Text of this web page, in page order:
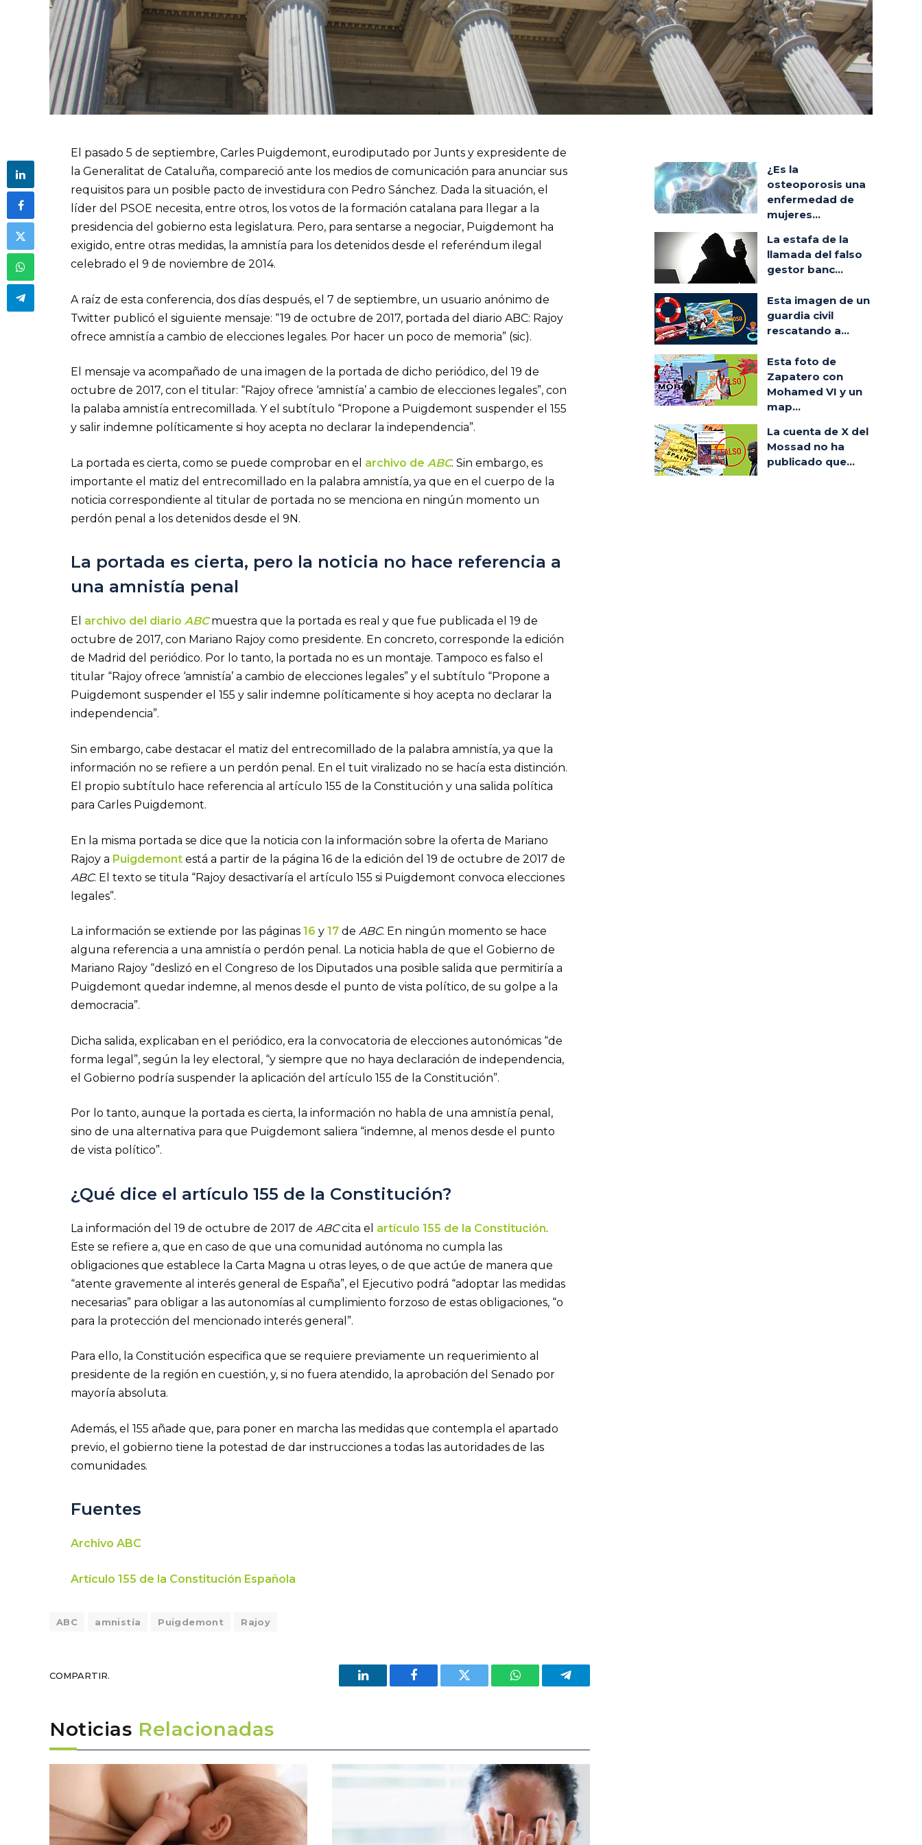
El pasado 5 de septiembre, Carles Puigdemont, eurodiputado por Junts y expresidente de
la Generalitat de Cataluña, compareció ante los medios de comunicación para anunciar sus
requisitos para un posible pacto de investidura con Pedro Sánchez. Dada la situación, el
líder del PSOE necesita, entre otros, los votos de la formación catalana para llegar a la
presidencia del gobierno esta legislatura. Pero, para sentarse a negociar, Puigdemont ha
exigido, entre otras medidas, la amnistía para los detenidos desde el referéndum ilegal
celebrado el 9 de noviembre de 2014.
A raíz de esta conferencia, dos días después, el 7 de septiembre, un usuario anónimo de
Twitter publicó el siguiente mensaje: “19 de octubre de 2017, portada del diario ABC: Rajoy
ofrece amnistía a cambio de elecciones legales. Por hacer un poco de memoria” (sic).
El mensaje va acompañado de una imagen de la portada de dicho periódico, del 19 de
octubre de 2017, con el titular: “Rajoy ofrece ‘amnistía’ a cambio de elecciones legales”, con
la palaba amnistía entrecomillada. Y el subtítulo “Propone a Puigdemont suspender el 155
y salir indemne políticamente si hoy acepta no declarar la independencia”.
La portada es cierta, como se puede comprobar en el archivo de ABC. Sin embargo, es
importante el matiz del entrecomillado en la palabra amnistía, ya que en el cuerpo de la
noticia correspondiente al titular de portada no se menciona en ningún momento un
perdón penal a los detenidos desde el 9N.
La portada es cierta, pero la noticia no hace referencia a
una amnistía penal
El archivo del diario ABC muestra que la portada es real y que fue publicada el 19 de
octubre de 2017, con Mariano Rajoy como presidente. En concreto, corresponde la edición
de Madrid del periódico. Por lo tanto, la portada no es un montaje. Tampoco es falso el
titular “Rajoy ofrece ‘amnistía’ a cambio de elecciones legales” y el subtítulo “Propone a
Puigdemont suspender el 155 y salir indemne políticamente si hoy acepta no declarar la
independencia”.
Sin embargo, cabe destacar el matiz del entrecomillado de la palabra amnistía, ya que la
información no se refiere a un perdón penal. En el tuit viralizado no se hacía esta distinción.
El propio subtítulo hace referencia al artículo 155 de la Constitución y una salida política
para Carles Puigdemont.
En la misma portada se dice que la noticia con la información sobre la oferta de Mariano
Rajoy a Puigdemont está a partir de la página 16 de la edición del 19 de octubre de 2017 de
ABC. El texto se titula “Rajoy desactivaría el artículo 155 si Puigdemont convoca elecciones
legales”.
La información se extiende por las páginas 16 y 17 de ABC. En ningún momento se hace
alguna referencia a una amnistía o perdón penal. La noticia habla de que el Gobierno de
Mariano Rajoy “deslizó en el Congreso de los Diputados una posible salida que permitiría a
Puigdemont quedar indemne, al menos desde el punto de vista político, de su golpe a la
democracia”.
Dicha salida, explicaban en el periódico, era la convocatoria de elecciones autonómicas “de
forma legal”, según la ley electoral, “y siempre que no haya declaración de independencia,
el Gobierno podría suspender la aplicación del artículo 155 de la Constitución”.
Por lo tanto, aunque la portada es cierta, la información no habla de una amnistía penal,
sino de una alternativa para que Puigdemont saliera “indemne, al menos desde el punto
de vista político”.
¿Qué dice el artículo 155 de la Constitución?
La información del 19 de octubre de 2017 de ABCcita el artículo 155 de la Constitución.
Este se refiere a, que en caso de que una comunidad autónoma no cumpla las
obligaciones que establece la Carta Magna u otras leyes, o de que actúe de manera que
“atente gravemente al interés general de España”, el Ejecutivo podrá “adoptar las medidas
necesarias” para obligar a las autonomías al cumplimiento forzoso de estas obligaciones, “o
para la protección del mencionado interés general”.
Para ello, la Constitución especifica que se requiere previamente un requerimiento al
presidente de la región en cuestión, y, si no fuera atendido, la aprobación del Senado por
mayoría absoluta.
Además, el 155 añade que, para poner en marcha las medidas que contempla el apartado
previo, el gobierno tiene la potestad de dar instrucciones a todas las autoridades de las
comunidades.
Fuentes
Archivo ABC
Artículo 155 de la Constitución Española
ABC amnistía Puigdemont Rajoy
COMPARTIR.
LinkedIn Facebook Twitter WhatsAppTelegrama
Noticias Relacionadas
¿Es la
osteoporosis una
enfermedad de
mujeres...
La estafa de la
llamada del falso
gestor banc...
Esta imagen de un
guardia civil
rescatando a...
Esta foto de
Zapatero con
Mohamed VI y un
map...
La cuenta de X del
Mossad no ha
publicado que...